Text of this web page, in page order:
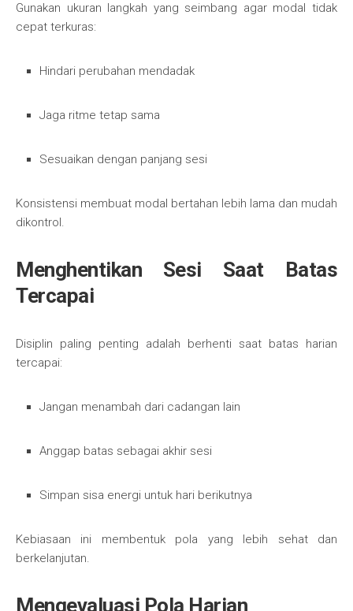
Gunakan ukuran langkah yang seimbang agar modal tidak
cepat terkuras:
Hindari perubahan mendadak
Jaga ritme tetap sama
Sesuaikan dengan panjang sesi
Konsistensi membuat modal bertahan lebih lama dan mudah
dikontrol.
Menghentikan Sesi Saat Batas
Tercapai
Disiplin paling penting adalah berhenti saat batas harian
tercapai:
Jangan menambah dari cadangan lain
Anggap batas sebagai akhir sesi
Simpan sisa energi untuk hari berikutnya
Kebiasaan ini membentuk pola yang lebih sehat dan
berkelanjutan.
Mengevaluasi Pola Harian